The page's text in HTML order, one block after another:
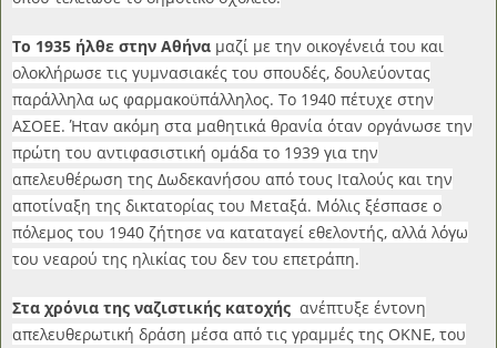
Το 1935 ήλθε στην Αθήνα μαζί με την οικογένειά του και
ολοκλήρωσε τις γυμνασιακές του σπουδές, δουλεύοντας
παράλληλα ως φαρμακοϋπάλληλος. Το 1940 πέτυχε στην
ΑΣΟΕΕ. Ήταν ακόμη στα μαθητικά θρανία όταν οργάνωσε την
πρώτη του αντιφασιστική ομάδα το 1939 για την
απελευθέρωση της Δωδεκανήσου από τους Ιταλούς και την
αποτίναξη της δικτατορίας του Μεταξά. Μόλις ξέσπασε ο
πόλεμος του 1940 ζήτησε να καταταγεί εθελοντής, αλλά λόγω
του νεαρού της ηλικίας του δεν του επετράπη.
Στα χρόνια της ναζιστικής κατοχής ανέπτυξε έντονη
απελευθερωτική δράση μέσα από τις γραμμές της ΟΚΝΕ, του